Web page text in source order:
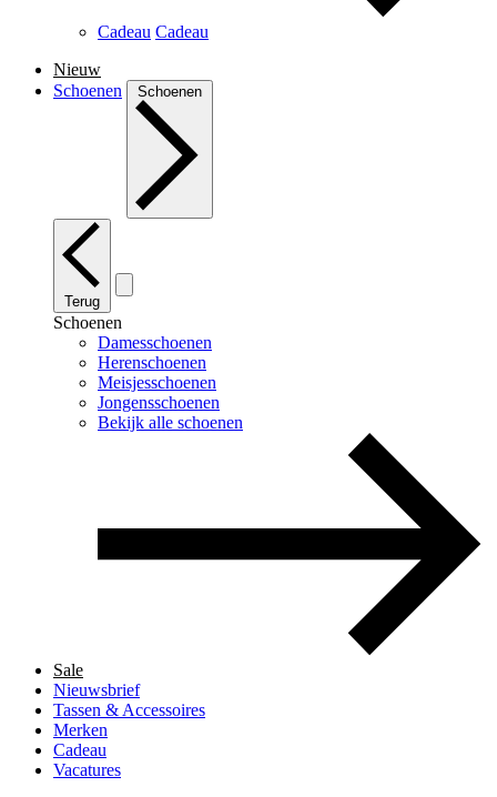
Cadeau Cadeau
Nieuw
Schoenen
Schoenen
Terug
Schoenen
Damesschoenen
Herenschoenen
Meisjesschoenen
Jongensschoenen
Bekijk alle schoenen
Sale
Nieuwsbrief
Tassen & Accessoires
Merken
Cadeau
Vacatures